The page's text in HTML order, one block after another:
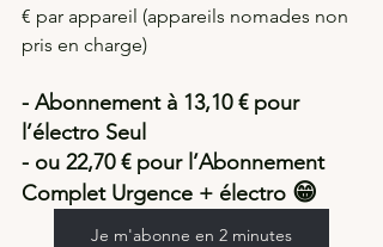
€ par appareil (appareils nomades non
pris en charge)
- Abonnement à 13,10 € pour
l’électro Seul
- ou 22,70 € pour l’Abonnement
Complet Urgence + électro 😁
Je m'abonne en 2 minutes